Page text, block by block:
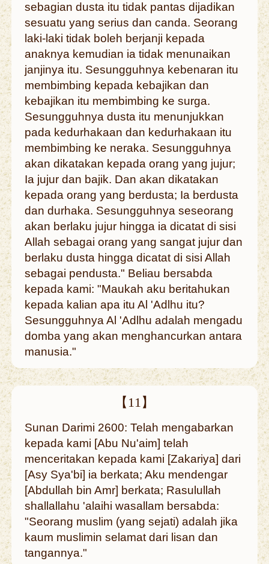
sebagian dusta itu tidak pantas dijadikan
sesuatu yang serius dan canda. Seorang
laki-laki tidak boleh berjanji kepada
anaknya kemudian ia tidak menunaikan
janjinya itu. Sesungguhnya kebenaran itu
membimbing kepada kebajikan dan
kebajikan itu membimbing ke surga.
Sesungguhnya dusta itu menunjukkan
pada kedurhakaan dan kedurhakaan itu
membimbing ke neraka. Sesungguhnya
akan dikatakan kepada orang yang jujur;
Ia jujur dan bajik. Dan akan dikatakan
kepada orang yang berdusta; Ia berdusta
dan durhaka. Sesungguhnya seseorang
akan berlaku jujur hingga ia dicatat di sisi
Allah sebagai orang yang sangat jujur dan
berlaku dusta hingga dicatat di sisi Allah
sebagai pendusta." Beliau bersabda
kepada kami: "Maukah aku beritahukan
kepada kalian apa itu Al 'Adlhu itu?
Sesungguhnya Al 'Adlhu adalah mengadu
domba yang akan menghancurkan antara
manusia."
【11】
Sunan Darimi 2600: Telah mengabarkan
kepada kami [Abu Nu'aim] telah
menceritakan kepada kami [Zakariya] dari
[Asy Sya'bi] ia berkata; Aku mendengar
[Abdullah bin Amr] berkata; Rasulullah
shallallahu 'alaihi wasallam bersabda:
"Seorang muslim (yang sejati) adalah jika
kaum muslimin selamat dari lisan dan
tangannya."